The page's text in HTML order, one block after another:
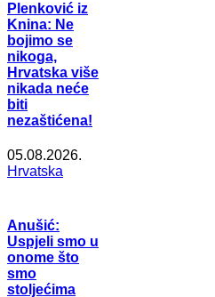
Plenković iz
Knina: Ne
bojimo se
nikoga,
Hrvatska više
nikada neće
biti
nezaštićena!
05.08.2026.
Hrvatska
Anušić:
Uspjeli smo u
onome što
smo
stoljećima